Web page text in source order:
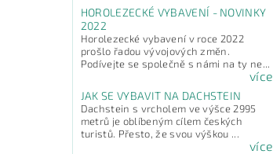
HOROLEZECKÉ VYBAVENÍ - NOVINKY
2022
Horolezecké vybavení v roce 2022
prošlo řadou vývojových změn.
Podívejte se společně s námi na ty ne...
více
JAK SE VYBAVIT NA DACHSTEIN
Dachstein s vrcholem ve výšce 2995
metrů je oblíbeným cílem českých
turistů. Přesto, že svou výškou ...
více